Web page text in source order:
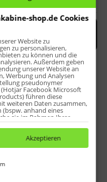
SpeedLine
am Telefon
shop.de Cookies
Website zu
zu personalisieren,
zu können und die
Außerdem geben
unserer Website an
Werbung und Analysen
pseudonymer
Facebook Microsoft
führen diese
weiteren Daten zusammen,
(bspw. anhand eines
sie im Rahmen Ihrer
(bspw. Nutzungsdaten
zur Nutzung von Cookies
indem Sie auf den
und dort die
unsere Partner:
auf einem Endgerät
Akzeptieren